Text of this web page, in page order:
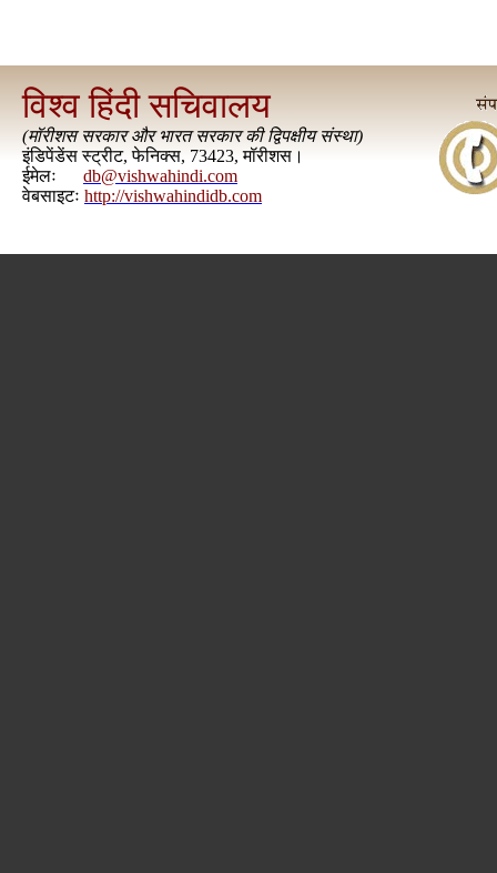
विश्व हिंदी सचिवालय
(मॉरीशस सरकार और भारत सरकार की द्विपक्षीय संस्था)
इंडिपेंडेंस स्ट्रीट, फेनिक्स, 73423, मॉरीशस।
ईमेलः
db@vishwahindi.com
वेबसाइटः http://vishwahindidb.com